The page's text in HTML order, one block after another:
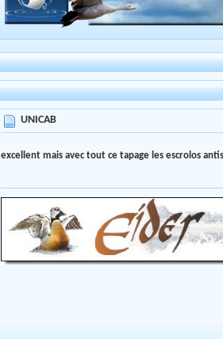
UNICAB
excellent mais avec tout ce tapage les escrolos